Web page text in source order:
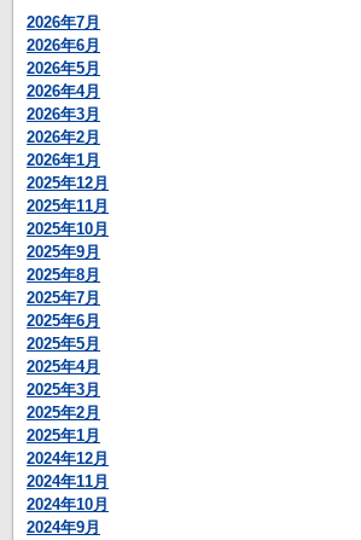
2026年7月
2026年6月
2026年5月
2026年4月
2026年3月
2026年2月
2026年1月
2025年12月
2025年11月
2025年10月
2025年9月
2025年8月
2025年7月
2025年6月
2025年5月
2025年4月
2025年3月
2025年2月
2025年1月
2024年12月
2024年11月
2024年10月
2024年9月